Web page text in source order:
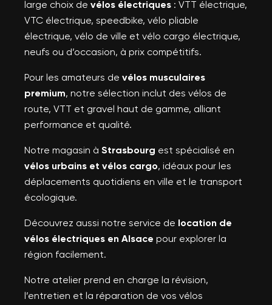
large choix de vélos électriques : VTT électrique,
VTC électrique, speedbike, vélo pliable
électrique, vélo de ville et vélo cargo électrique,
neufs ou d’occasion, à prix compétitifs.
Pour les amateurs de vélos musculaires
premium, notre sélection inclut des vélos de
route, VTT et gravel haut de gamme, alliant
performance et qualité.
Notre magasin à Strasbourg est spécialisé en
vélos urbains et vélos cargo, idéaux pour les
déplacements quotidiens en ville et le transport
écologique.
Découvrez aussi notre service de location de
vélos électriques en Alsace pour explorer la
région facilement.
Notre atelier prend en charge la révision,
l’entretien et la réparation de vos vélos